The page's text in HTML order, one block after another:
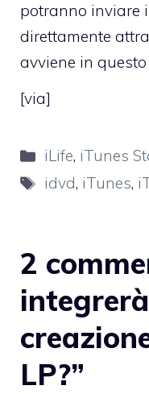
potranno inviare
direttamente
avviene in
[via]
Categorie
iLife, iTunes
Tag
idvd, iTunes,
2
LP?”